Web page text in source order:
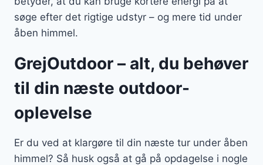
søge efter det rigtige udstyr – og mere tid under
åben himmel.
GrejOutdoor – alt, du behøver
til din næste outdoor-
oplevelse
Er du ved at klargøre til din næste tur under åben
himmel? Så husk også at gå på opdagelse i nogle